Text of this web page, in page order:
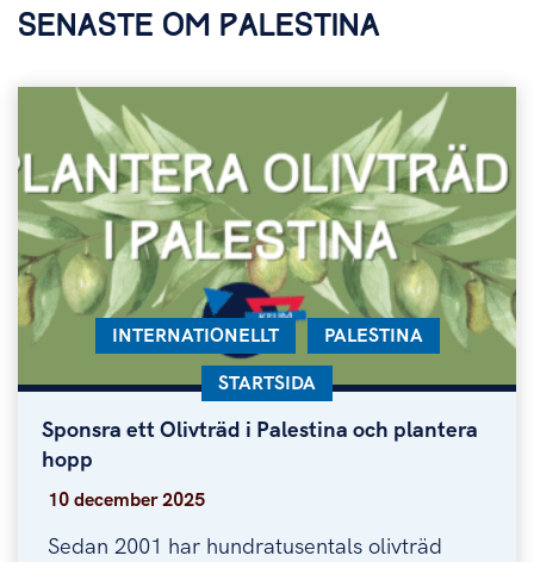
SENASTE OM PALESTINA
Sponsra ett Olivträd i Palestina och plantera
hopp
Sponsra ett Olivträd i Palestina och plantera hopp
KATEGORI:
INTERNATIONELLT KATEGORI:
PALESTINA
KATEGORI:
STARTSIDA
10 december 2025
Sedan 2001 har hundratusentals olivträd